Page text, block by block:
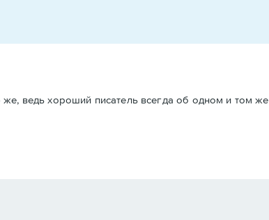
ведь хороший писатель всегда об одном и том же